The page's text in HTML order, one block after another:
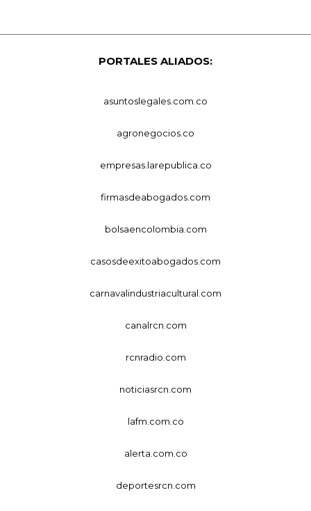
PORTALES ALIADOS:
asuntoslegales.com.co
agronegocios.co
empresas.larepublica.co
firmasdeabogados.com
bolsaencolombia.com
casosdeexitoabogados.com
carnavalindustriacultural.com
canalrcn.com
rcnradio.com
noticiasrcn.com
lafm.com.co
alerta.com.co
deportesrcn.com